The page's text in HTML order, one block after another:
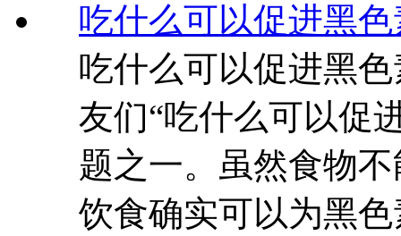
吃什么可以促进黑
吃什么可以促进黑
友们“吃什么可以促
题之一。虽然食物
饮食确实可以为黑